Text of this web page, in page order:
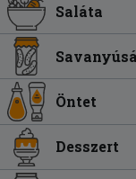
Saláta
Öntet
Desszert